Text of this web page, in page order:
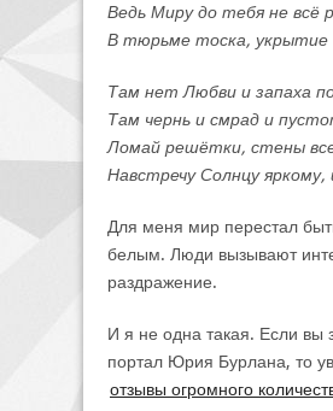
Ведь Миру до тебя не всё
В тюрьме тоска, укрытие
Там нет Любви и запаха
Там чернь и смрад и
Ломай решётки, стены
Навстречу Солнцу яркому,
Для меня мир перестал
белым. Люди вызывают
раздражение.
И я не одна такая. Если вы
портал Юрия Бурлана, то
отзывы огромного